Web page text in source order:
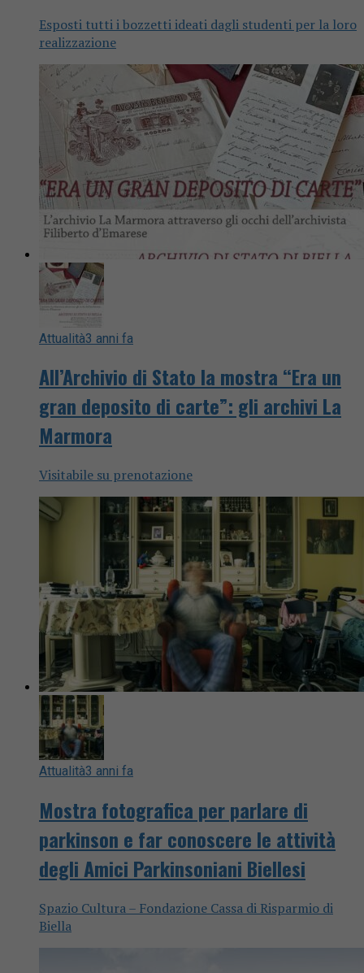
Esposti tutti i bozzetti ideati dagli studenti per la loro
realizzazione
Attualità3 anni fa
All’Archivio di Stato la mostra “Era un
gran deposito di carte”: gli archivi La
Marmora
Visitabile su prenotazione
Attualità3 anni fa
Mostra fotografica per parlare di
parkinson e far conoscere le attività
degli Amici Parkinsoniani Biellesi
Spazio Cultura – Fondazione Cassa di Risparmio di
Biella